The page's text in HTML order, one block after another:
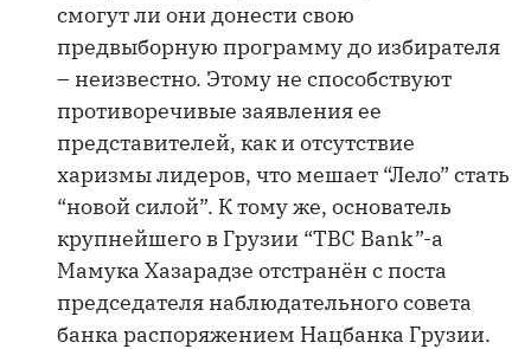
смогут ли они донести свою
предвыборную программу до избирателя
– неизвестно. Этому не способствуют
противоречивые заявления ее
представителей, как и отсутствие
харизмы лидеров, что мешает “Лело” стать
“новой силой”. К тому же, основатель
крупнейшего в Грузии “ТВС Bank”-a
Мамука Хазарадзе отстранён с поста
председателя наблюдательного совета
банка распоряжением Нацбанка Грузии.